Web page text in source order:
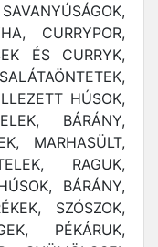
CURRYPOR,
ÉS CURRYK,
HÚSOK,
BÁRÁNY,
MARHASÜLT,
RAGUK,
BÁRÁNY,
SZÓSZOK,
PÉKÁRUK,